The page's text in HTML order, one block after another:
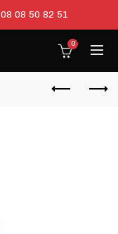
08 08 50 82 51
0